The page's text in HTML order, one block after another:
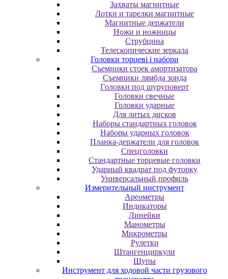
Захваты магнитные
Лотки и тарелки магнитные
Магнитные держатели
Ножи и ножницы
Струбцина
Телескопические зеркала
Головки торцеві і набори
Cъeмники cтoeк aмopтизaтopa
Cъeмники лямбдa зoндa
Гoлoвки пoд шуpупoвepт
Головки свечные
Головки ударные
Для литых дисков
Наборы стандартных головок
Наборы ударных головок
Планка-держатели для головок
Спецголовки
Стандартные торцевые головки
Ударный квадрат под футорку
Универсальный профиль
Измерительный инструмент
Ареометры
Индикаторы
Линейки
Манометры
Микрометры
Рулетки
Штангенциркули
Щупы
Инструмент для ходовой части грузового